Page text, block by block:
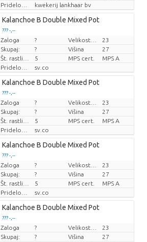
Loading...
??? -,--
Cena za kos
Loading...
??? -,--
Cena za kos
Loading...
??? -,--
Cena za kos
Loading...
??? -,--
Cena za kos
kwekerij lankhaar bv
Kalanchoe B Double Mixed Pot
??? -,--
Cena za kos
Zaloga ?
23
Skupaj:
? Višina
27
5 MPS cert.
MPS A
sv.co
Kalanchoe B Double Mixed Pot
??? -,--
Cena za kos
Zaloga ?
23
Skupaj:
? Višina
27
5 MPS cert.
MPS A
sv.co
Kalanchoe B Double Mixed Pot
??? -,--
Cena za kos
Zaloga ?
23
Skupaj:
? Višina
27
5 MPS cert.
MPS A
sv.co
Kalanchoe B Double Mixed Pot
??? -,--
Cena za kos
Zaloga ?
23
Skupaj:
? Višina
27